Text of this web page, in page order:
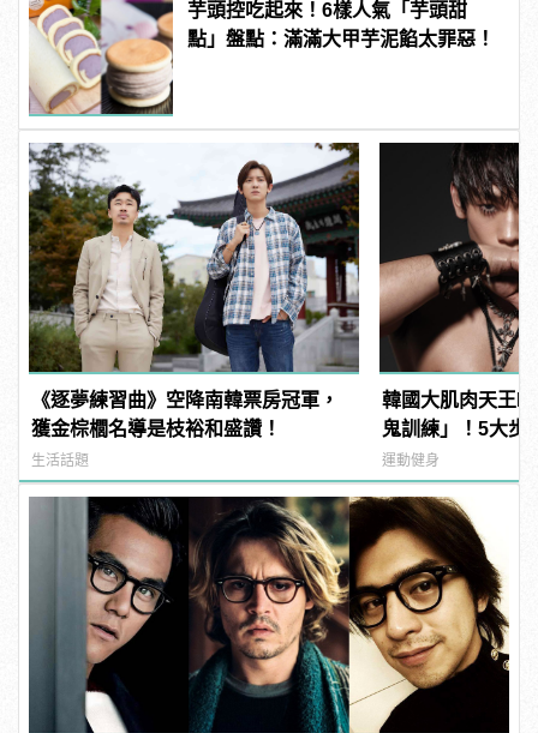
芋頭控吃起來！6樣人氣「芋頭甜
點」盤點：滿滿大甲芋泥餡太罪惡！
《逐夢練習曲》空降南韓票房冠軍，
獲金棕櫚名導是枝裕和盛讚！
生活話題
韓國大肌肉天王
鬼訓練」！5大步
男身材！
運動健身